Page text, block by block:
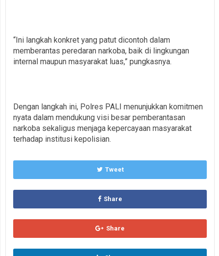
“Ini langkah konkret yang patut dicontoh dalam
memberantas peredaran narkoba, baik di lingkungan
internal maupun masyarakat luas,” pungkasnya.
Dengan langkah ini, Polres PALI menunjukkan komitmen
nyata dalam mendukung visi besar pemberantasan
narkoba sekaligus menjaga kepercayaan masyarakat
terhadap institusi kepolisian.
Tweet
Share
Share